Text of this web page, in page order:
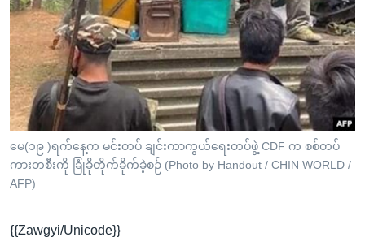
ပင်မ
အ
ညွန်း
စာမျက်နှာ
သို့
ကျော်
ကြည့်
ရန်
ရှာဖွေ
နေရာ
ရုပ်ရှင်ထဲက အင်္ဂလိပ်စာ
သုတပဒေသာ အင်္ဂလိပ်စာ
တီဗွီ
ရေဒီယို/တီဗွီအစီအစဉ်
Learning English
ဗွီအိုအေ လူမှုကွန်ယက်များ
ဘာသာစကားများ
မေ(၁၉ )ရက်နေ့က မင်းတပ် ချင်းကာကွယ်ရေးတပ်ဖွဲ့ CDF က စစ်တပ်
ကားတစီးကို ခြုံခိုတိုက်ခိုက်ခဲ့စဉ် (Photo by Handout / CHIN WORLD /
AFP)
{{Zawgyi/Unicode}}